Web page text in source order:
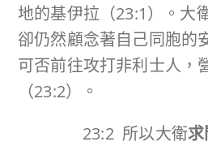
地的基伊拉（23:1）。大
卻仍然顧念著自己同胞的
可否前往攻打非利士人，
（23:2）。
23:2 所以大衛求